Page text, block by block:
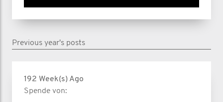
Previous year's posts
192 Week(s) Ago
Spende von: